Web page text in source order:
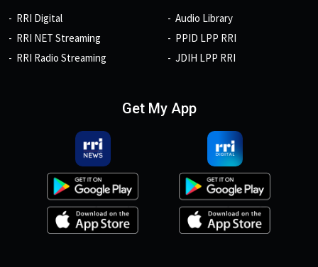
RRI Digital
RRI NET Streaming
RRI Radio Streaming
Audio Library
PPID LPP RRI
JDIH LPP RRI
Get My App